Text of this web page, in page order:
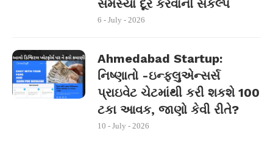
સમસ્યા દૂર કરવાનો સંકલ્પ
6 - July - 2026
Ahmedabad Startup:
નિષ્ણાતો -ઇન્ફ્લુએન્સર્સ
પ્રાઇવેટ ચેટમાંથી કરી શકશે 100
ટકા આવક, જાણો કેવી રીતે?
10 - July - 2026